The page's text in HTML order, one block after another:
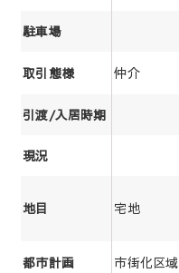
駐車場
取引態様 仲介
引渡/入居時期
現況
地目 宅地
都市計画 市街化区域